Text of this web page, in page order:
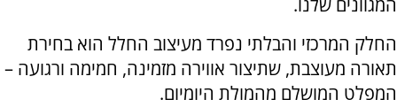
המגוונים שלנו.
החלק המרכזי והבלתי נפרד מעיצוב החלל הוא בחירת
תאורה מעוצבת, שתיצור אווירה מזמינה, חמימה ורגועה –
המפלט המושלם מהמולת היומיום.